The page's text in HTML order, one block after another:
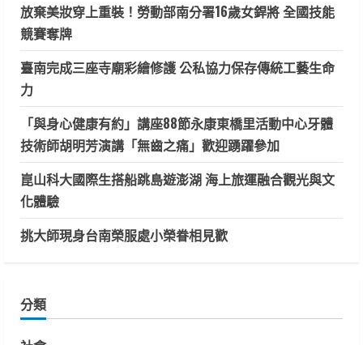
放棄美妝穿上重裝！勞動部南分署16歲女銲將 全國技能
競賽奪牌
臺南完成三座寺廟彩繪修護 公私協力保存傳統工藝生命
力
「與身心健康有約」講座88節永康東橋里活動中心牙體
技術師胡明芳演講「無齒之痛」歡迎踴躍參加
崑山科大國際生搭船跳島遊澎湖 海上旅運融合觀光與文
化體驗
挑大師現身台南榮服處小榮眷相見歡
分類